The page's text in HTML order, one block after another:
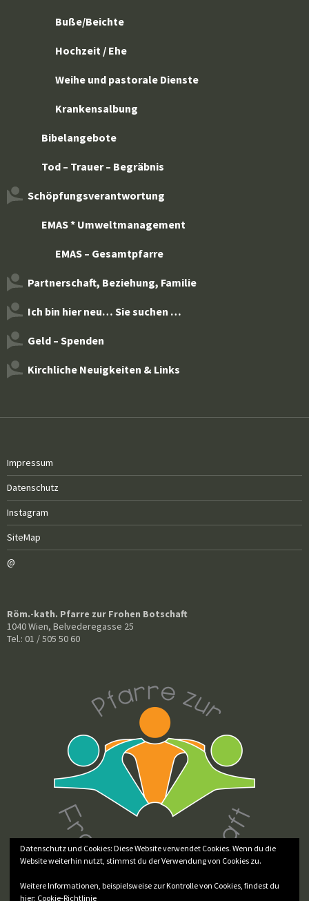
Buße/Beichte
Hochzeit / Ehe
Weihe und pastorale Dienste
Krankensalbung
Bibelangebote
Tod – Trauer – Begräbnis
Schöpfungsverantwortung
EMAS * Umweltmanagement
EMAS – Gesamtpfarre
Partnerschaft, Beziehung, Familie
Ich bin hier neu… Sie suchen …
Geld – Spenden
Kirchliche Neuigkeiten & Links
Impressum
Datenschutz
Instagram
SiteMap
@
Röm.-kath. Pfarre zur Frohen Botschaft
1040 Wien, Belvederegasse 25
Tel.: 01 / 505 50 60
Datenschutz und Cookies: Diese Website verwendet Cookies. Wenn du die
Website weiterhin nutzt, stimmst du der Verwendung von Cookies zu.
Weitere Informationen, beispielsweise zur Kontrolle von Cookies, findest du
hier: Cookie-Richtlinie